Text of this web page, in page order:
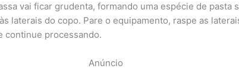
vai ficar grudenta, formando uma espécie de pasta
laterais do copo. Pare o equipamento, raspe as
continue processando.
Anúncio